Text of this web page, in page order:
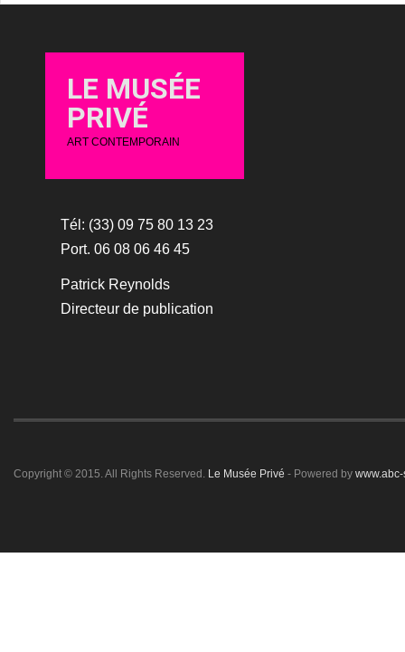
LE MUSÉE
PRIVÉ
ART CONTEMPORAIN
Tél: (33) 09 75 80 13 23
Port. 06 08 06 46 45
Patrick Reynolds
Directeur de publication
Copyright © 2015. All Rights Reserved. Le Musée Privé - Powered by